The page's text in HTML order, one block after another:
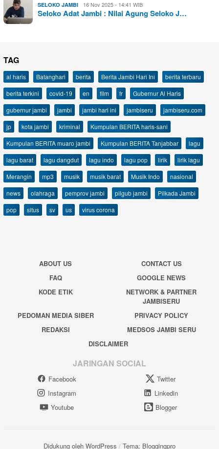
SELOKO JAMBI 16 Nov 2025 - 14:41 WIB
Seloko Adat Jambi : Nilai Agung Seloko J…
TAG
al haris Batanghari berita Berita Jambi Hari Ini
berita terbaru
berita terkini
covid-19 en film fr
Gubernur Al Haris
gubernur jambi
jambi jambi hari ini jambiseru
jambiseru.com
jp
kota jambi kriminal
Kumpulan BERITA haris-sani
Kumpulan BERITA muaro jambi
Kumpulan BERITA Tanjabbar
lagu
lagu barat
lagu dangdut lagu indo lagu pop lirik
lirik lagu
Merangin
mp3 musik musik barat Musik Indo
nasional
news
olahraga pemprov jambi pilgub jambi
Pilkada Jambi
pop
situs sv us virus corona
ABOUT US
CONTACT US
FAQ
GOOGLE NEWS
KODE ETIK
NETWORK & PARTNER
JAMBISERU
PEDOMAN MEDIA SIBER
PRIVACY POLICY
REDAKSI
MEDSOS JAMBI SERU
DISCLAIMER
JARINGAN SOCIAL
Facebook
Twitter
Instagram
Linkedin
Youtube
Blogger
Didukung oleh WordPress / Tema: Bloggingpro